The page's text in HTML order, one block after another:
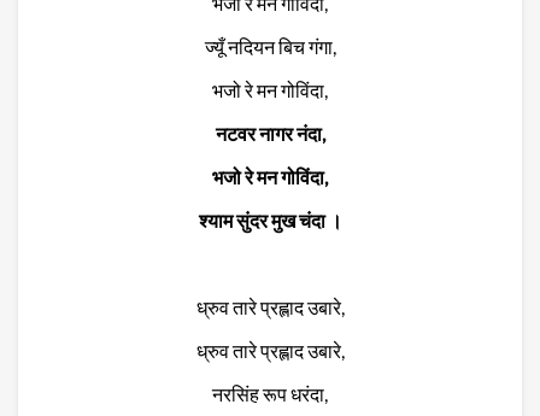
ज्यूँ नदियन बिच गंगा,
भजो रे मन गोविंदा,
नटवर नागर नंदा,
भजो रे मन गोविंदा,
श्याम सुंदर मुख चंदा ।
ध्रुव तारे प्रह्लाद उबारे,
ध्रुव तारे प्रह्लाद उबारे,
नरसिंह रूप धरंदा,